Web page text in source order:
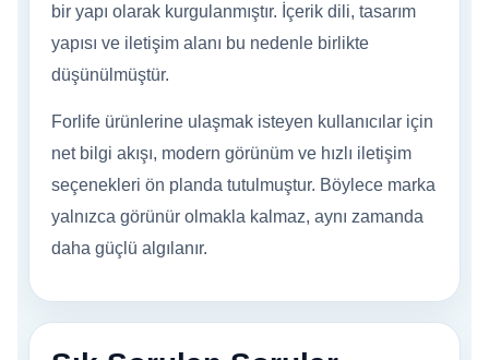
bir yapı olarak kurgulanmıştır. İçerik dili, tasarım
yapısı ve iletişim alanı bu nedenle birlikte
düşünülmüştür.
Forlife ürünlerine ulaşmak isteyen kullanıcılar için
net bilgi akışı, modern görünüm ve hızlı iletişim
seçenekleri ön planda tutulmuştur. Böylece marka
yalnızca görünür olmakla kalmaz, aynı zamanda
daha güçlü algılanır.